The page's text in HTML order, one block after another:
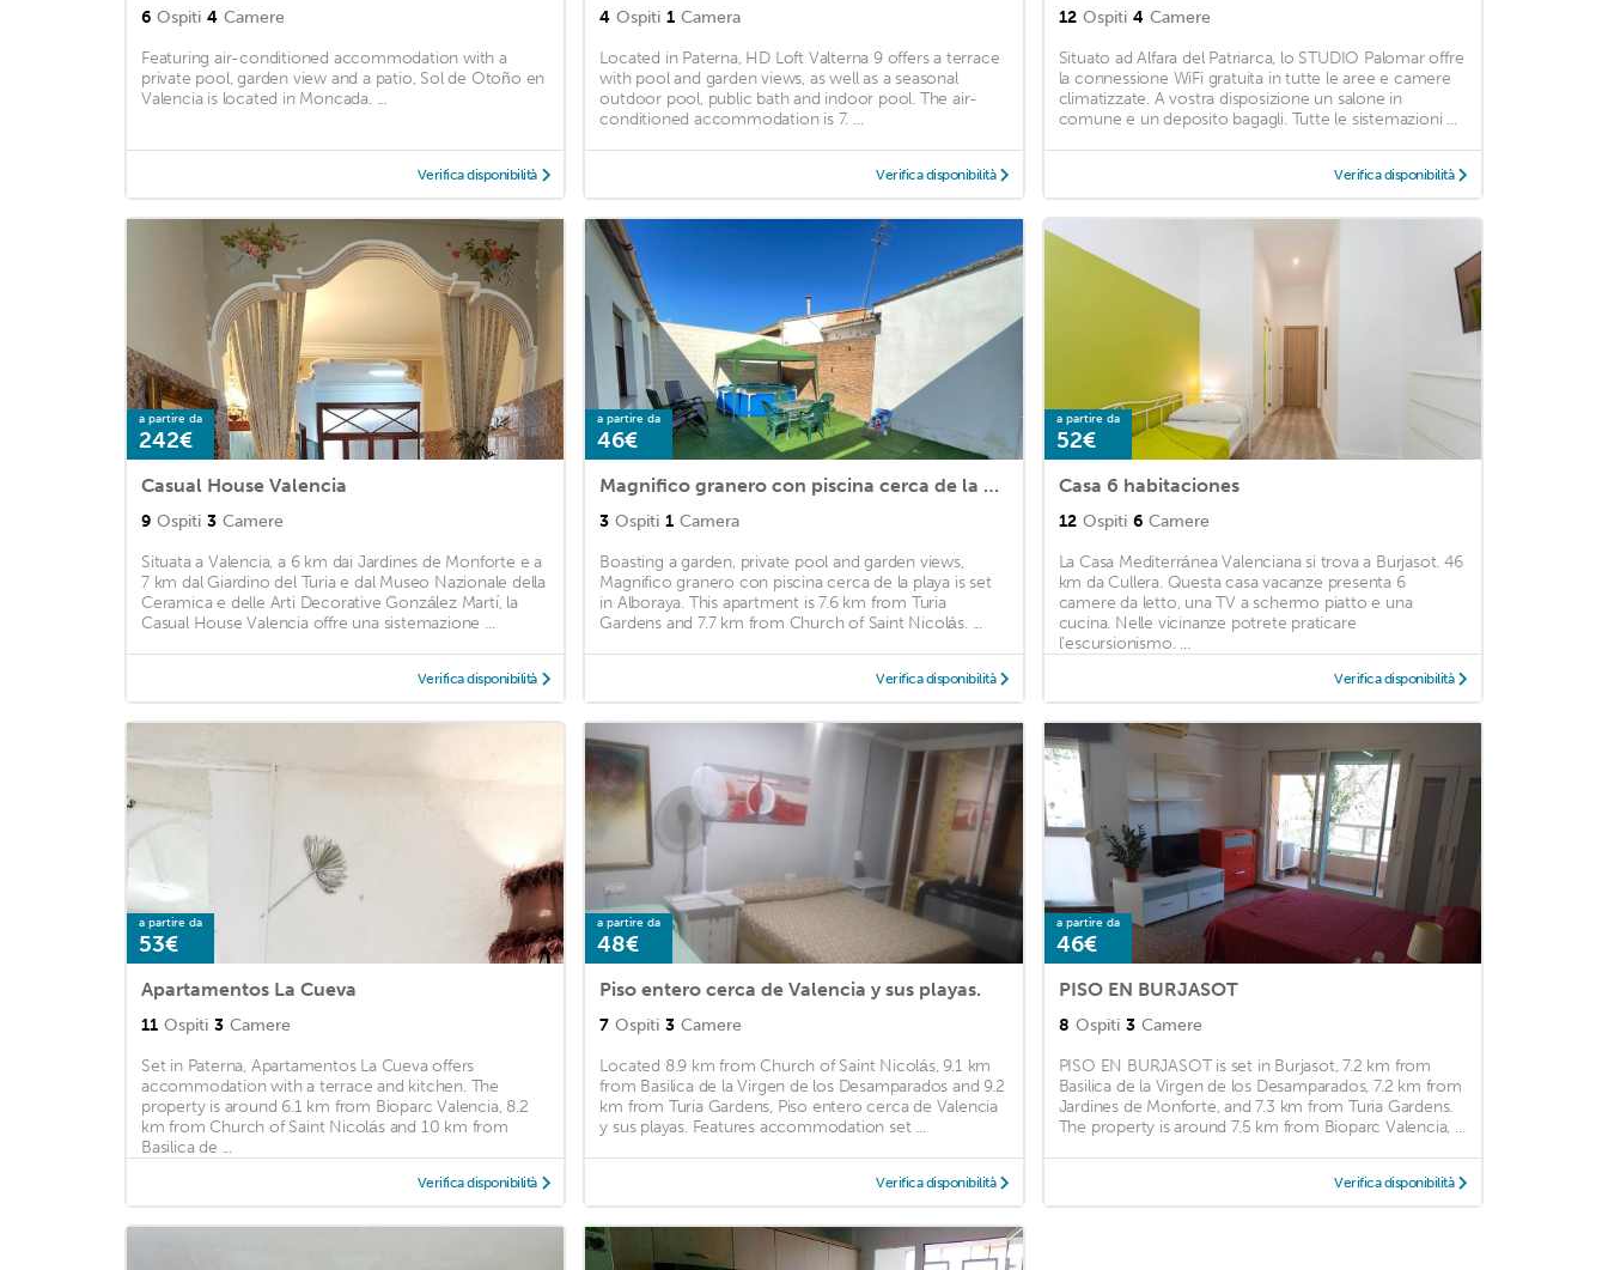
6 Ospiti 4 Camere
Featuring air-conditioned accommodation with a
private pool, garden view and a patio, Sol de Otoño en
Valencia is located in Moncada. ...
Verifica disponibilità
4 Ospiti 1 Camera
Located in Paterna, HD Loft Valterna 9 offers a terrace
with pool and garden views, as well as a seasonal
outdoor pool, public bath and indoor pool. The air-
conditioned accommodation is 7. ...
Verifica disponibilità
12 Ospiti 4 Camere
Situato ad Alfara del Patriarca, lo STUDIO Palomar offre
la connessione WiFi gratuita in tutte le aree e camere
climatizzate. A vostra disposizione un salone in
comune e un deposito bagagli. Tutte le sistemazioni ...
Verifica disponibilità
a partire da
242€
Casual House Valencia
9 Ospiti 3 Camere
Situata a Valencia, a 6 km dai Jardines de Monforte e a
7 km dal Giardino del Turia e dal Museo Nazionale della
Ceramica e delle Arti Decorative González Martí, la
Casual House Valencia offre una sistemazione ...
Verifica disponibilità
a partire da
46€
Magnifico granero con piscina cerca de la playa
3 Ospiti 1 Camera
Boasting a garden, private pool and garden views,
Magnifico granero con piscina cerca de la playa is set
in Alboraya. This apartment is 7.6 km from Turia
Gardens and 7.7 km from Church of Saint Nicolás. ...
Verifica disponibilità
a partire da
52€
Casa 6 habitaciones
12 Ospiti 6 Camere
La Casa Mediterránea Valenciana si trova a Burjasot. 46
km da Cullera. Questa casa vacanze presenta 6
camere da letto, una TV a schermo piatto e una
cucina. Nelle vicinanze potrete praticare
l'escursionismo. ...
Verifica disponibilità
a partire da
53€
Apartamentos La Cueva
11 Ospiti 3 Camere
Set in Paterna, Apartamentos La Cueva offers
accommodation with a terrace and kitchen. The
property is around 6.1 km from Bioparc Valencia, 8.2
km from Church of Saint Nicolás and 10 km from
Basilica de ...
Verifica disponibilità
a partire da
48€
Piso entero cerca de Valencia y sus playas.
7 Ospiti 3 Camere
Located 8.9 km from Church of Saint Nicolás, 9.1 km
from Basilica de la Virgen de los Desamparados and 9.2
km from Turia Gardens, Piso entero cerca de Valencia
y sus playas. Features accommodation set ...
Verifica disponibilità
a partire da
46€
PISO EN BURJASOT
8 Ospiti 3 Camere
PISO EN BURJASOT is set in Burjasot, 7.2 km from
Basilica de la Virgen de los Desamparados, 7.2 km from
Jardines de Monforte, and 7.3 km from Turia Gardens.
The property is around 7.5 km from Bioparc Valencia, ...
Verifica disponibilità